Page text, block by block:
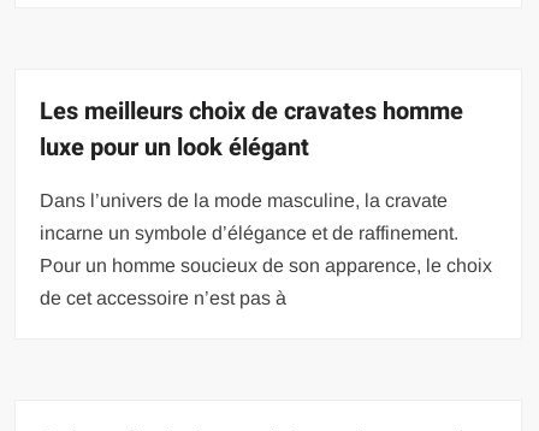
Les meilleurs choix de cravates homme
luxe pour un look élégant
Dans l’univers de la mode masculine, la cravate
incarne un symbole d’élégance et de raffinement.
Pour un homme soucieux de son apparence, le choix
de cet accessoire n’est pas à